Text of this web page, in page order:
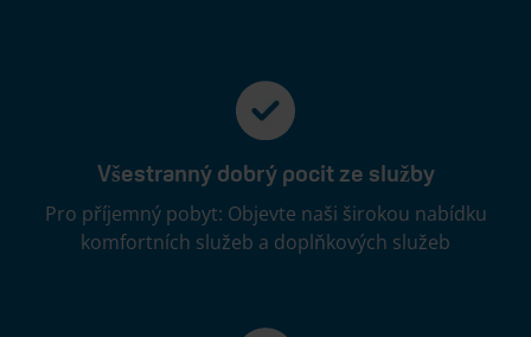
Všestranný dobrý pocit ze služby
Pro příjemný pobyt: Objevte naši širokou nabídku
komfortních služeb a doplňkových služeb